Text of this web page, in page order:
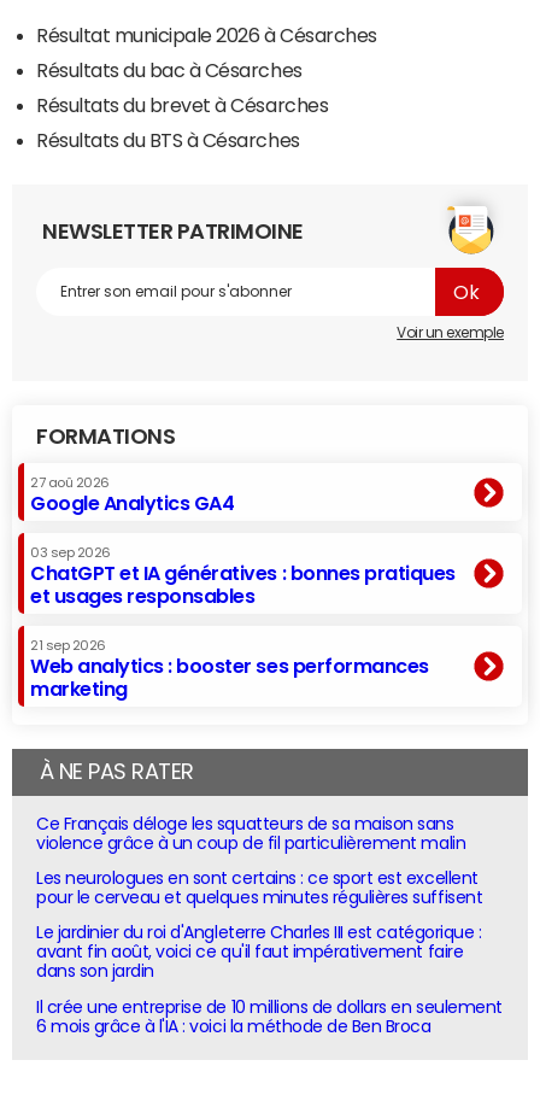
Résultat municipale 2026 à Césarches
Résultats du bac à Césarches
Résultats du brevet à Césarches
Résultats du BTS à Césarches
NEWSLETTER PATRIMOINE
Voir un exemple
FORMATIONS
27 aoû 2026
Google Analytics GA4
03 sep 2026
ChatGPT et IA génératives : bonnes pratiques
et usages responsables
21 sep 2026
Web analytics : booster ses performances
marketing
À NE PAS RATER
Ce Français déloge les squatteurs de sa maison sans
violence grâce à un coup de fil particulièrement malin
Les neurologues en sont certains : ce sport est excellent
pour le cerveau et quelques minutes régulières suffisent
Le jardinier du roi d'Angleterre Charles III est catégorique :
avant fin août, voici ce qu'il faut impérativement faire
dans son jardin
Il crée une entreprise de 10 millions de dollars en seulement
6 mois grâce à l'IA : voici la méthode de Ben Broca